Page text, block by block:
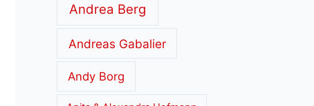
Andrea Berg
Andreas Gabalier
Andy Borg